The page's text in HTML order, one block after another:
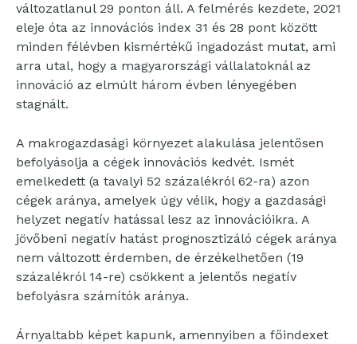
változatlanul 29 ponton áll. A felmérés kezdete, 2021
eleje óta az innovációs index 31 és 28 pont között
minden félévben kismértékű ingadozást mutat, ami
arra utal, hogy a magyarországi vállalatoknál az
innováció az elmúlt három évben lényegében
stagnált.
A makrogazdasági környezet alakulása jelentősen
befolyásolja a cégek innovációs kedvét. Ismét
emelkedett (a tavalyi 52 százalékról 62-ra) azon
cégek aránya, amelyek úgy vélik, hogy a gazdasági
helyzet negatív hatással lesz az innovációikra. A
jövőbeni negatív hatást prognosztizáló cégek aránya
nem változott érdemben, de érzékelhetően (19
százalékról 14-re) csökkent a jelentős negatív
befolyásra számítók aránya.
Árnyaltabb képet kapunk, amennyiben a főindexet